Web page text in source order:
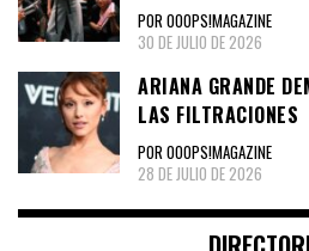
POR OOOPS!MAGAZINE
30 DE JULIO DE 2026
ARIANA GRANDE
LAS FILTRACIONES
POR OOOPS!MAGAZINE
28 DE JULIO DE 2026